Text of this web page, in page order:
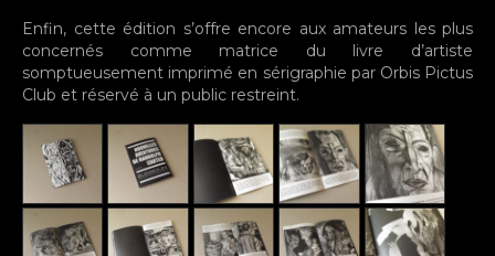
Enfin, cette édition s’offre encore aux amateurs les plus
concernés comme matrice du livre d’artiste
somptueusement imprimé en sérigraphie par Orbis Pictus
Club et réservé à un public restreint.